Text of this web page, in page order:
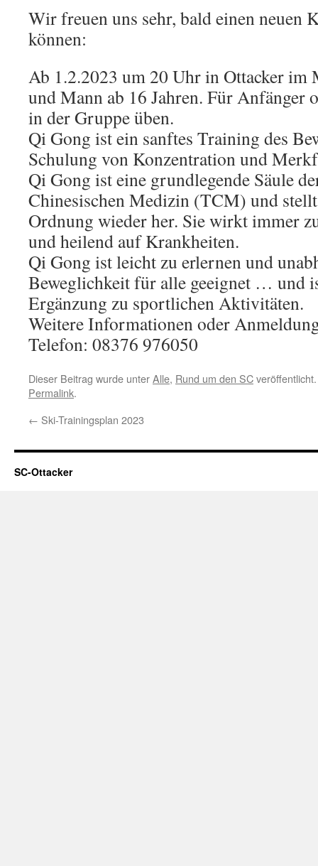
Wir freuen uns sehr, bald einen neuen
können:
Ab 1.2.2023 um 20 Uhr in Ottacker
und Mann ab 16 Jahren. Für Anfänger
in der Gruppe üben.
Qi Gong ist ein sanftes Training des
Schulung von Konzentration und
Qi Gong ist eine grundlegende Säule
Chinesischen Medizin (TCM) und
Ordnung wieder her. Sie wirkt immer
und heilend auf Krankheiten.
Qi Gong ist leicht zu erlernen und
Beweglichkeit für alle geeignet … und
Ergänzung zu sportlichen Aktivitäten.
Weitere Informationen oder
Telefon: 08376 976050
Dieser Beitrag wurde unterAlle, Rund um den SC
Permalink.
← Ski-Trainingsplan 2023
SC-Ottacker